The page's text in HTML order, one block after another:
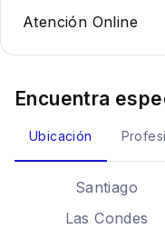
Atención Online
Encuentra
Ubicación
Santiago
Las Condes